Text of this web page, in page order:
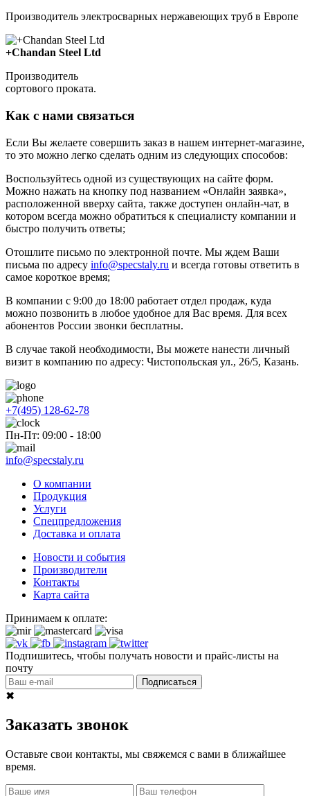
Производитель электросварных нержавеющих труб в Европе
+Chandan Steel Ltd
Производитель
сортового проката.
Как с нами связаться
Если Вы желаете совершить заказ в нашем интернет-магазине,
то это можно легко сделать одним из следующих способов:
Воспользуйтесь одной из существующих на сайте форм.
Можно нажать на кнопку под названием «Онлайн заявка»,
расположенной вверху сайта, также доступен онлайн-чат, в
котором всегда можно обратиться к специалисту компании и
быстро получить ответы;
Отошлите письмо по электронной почте. Мы ждем Ваши
письма по адресу info@specstaly.ru и всегда готовы ответить в
самое короткое время;
В компании с 9:00 до 18:00 работает отдел продаж, куда
можно позвонить в любое удобное для Вас время. Для всех
абонентов России звонки бесплатны.
В случае такой необходимости, Вы можете нанести личный
визит в компанию по адресу: Чистопольская ул., 26/5, Казань.
+7(495) 128-62-78
Пн-Пт: 09:00 - 18:00
info@specstaly.ru
О компании
Продукция
Услуги
Спецпредложения
Доставка и оплата
Новости и события
Производители
Контакты
Карта сайта
Принимаем к оплате:
Подпишитесь, чтобы получать новости и прайс-листы на
почту
Подписаться
✖
Заказать звонок
Оставьте свои контакты, мы свяжемся с вами в ближайшее
время.